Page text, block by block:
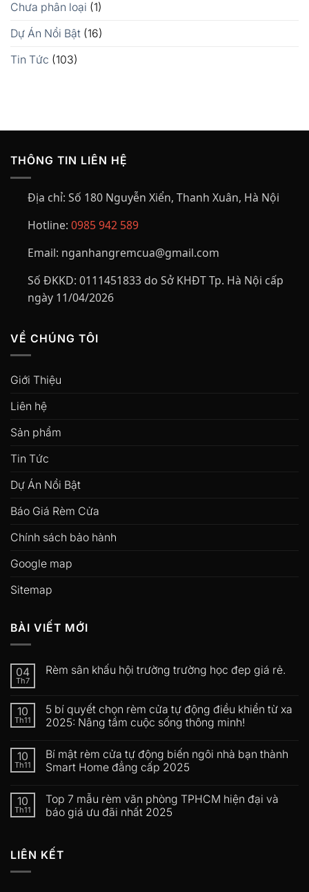
Chưa phân loại (1)
Dự Án Nổi Bật (16)
Tin Tức (103)
THÔNG TIN LIÊN HỆ
Địa chỉ: Số 180 Nguyễn Xiển, Thanh Xuân, Hà Nội
Hotline: 0985 942 589
Email: nganhangremcua@gmail.com
Số ĐKKD: 0111451833 do Sở KHĐT Tp. Hà Nội cấp
ngày 11/04/2026
VỀ CHÚNG TÔI
Giới Thiệu
Liên hệ
Sản phẩm
Tin Tức
Dự Án Nổi Bật
Báo Giá Rèm Cửa
Chính sách bảo hành
Google map
Sitemap
BÀI VIẾT MỚI
04
Th7
Rèm sân khấu hội trường trường học đep giá rẻ.
10
Th11
5 bí quyết chọn rèm cửa tự động điều khiển từ xa
2025: Nâng tầm cuộc sống thông minh!
10
Th11
Bí mật rèm cửa tự động biến ngôi nhà bạn thành
Smart Home đẳng cấp 2025
10
Th11
Top 7 mẫu rèm văn phòng TPHCM hiện đại và
báo giá ưu đãi nhất 2025
LIÊN KẾT